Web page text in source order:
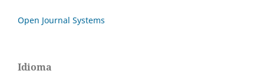
Open Journal Systems
Idioma